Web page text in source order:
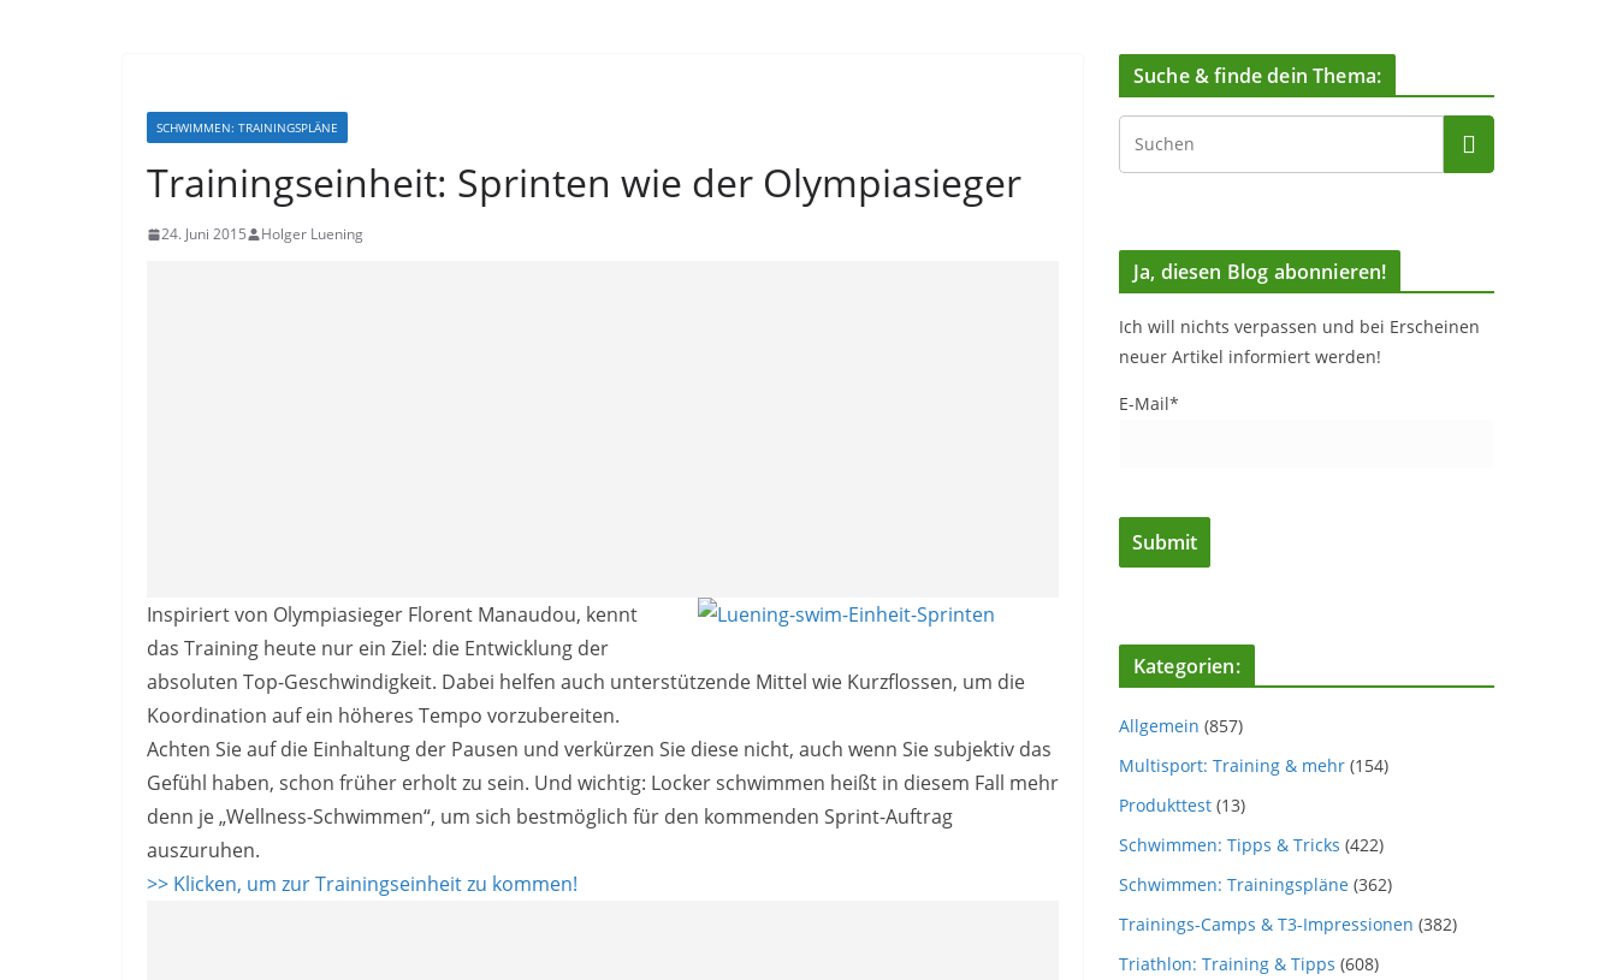
SCHWIMMEN: TRAININGSPLÄNE
Trainingseinheit: Sprinten wie der Olympiasieger
24. Juni 2015 Holger Luening
Inspiriert von Olympiasieger Florent Manaudou, kennt
das Training heute nur ein Ziel: die Entwicklung der
absoluten Top-Geschwindigkeit. Dabei helfen auch unterstützende Mittel wie Kurzflossen, um die
Koordination auf ein höheres Tempo vorzubereiten.
Achten Sie auf die Einhaltung der Pausen und verkürzen Sie diese nicht, auch wenn Sie subjektiv das
Gefühl haben, schon früher erholt zu sein. Und wichtig: Locker schwimmen heißt in diesem Fall mehr
denn je „Wellness-Schwimmen“, um sich bestmöglich für den kommenden Sprint-Auftrag
auszuruhen.
>> Klicken, um zur Trainingseinheit zu kommen!
Suche & finde dein Thema:
Ja, diesen Blog abonnieren!
Ich will nichts verpassen und bei Erscheinen
neuer Artikel informiert werden!
E-Mail*
Kategorien:
Allgemein (857)
Multisport: Training & mehr (154)
Produkttest (13)
Schwimmen: Tipps & Tricks (422)
Schwimmen: Trainingspläne (362)
Trainings-Camps & T3-Impressionen (382)
Triathlon: Training & Tipps (608)